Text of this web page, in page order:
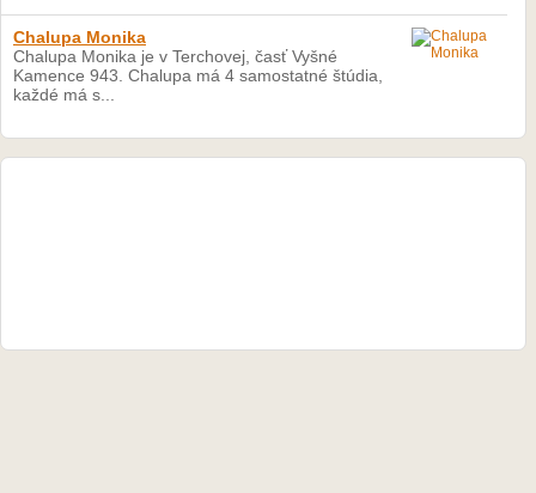
Chalupa Monika
Chalupa Monika je v Terchovej, časť Vyšné
Kamence 943. Chalupa má 4 samostatné štúdia,
každé má s...